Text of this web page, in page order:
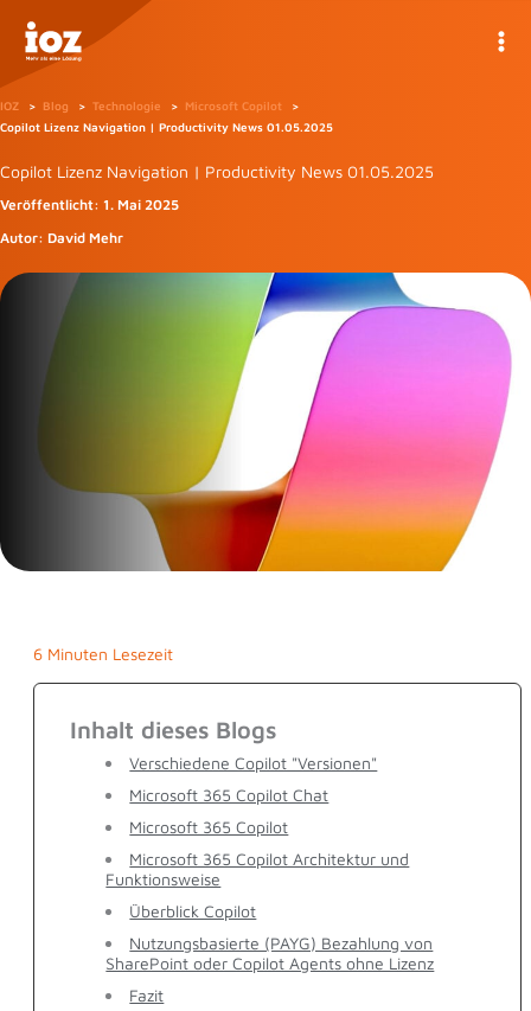
Inhalt
springen
IOZ Blog Technologie
Microsoft Copilot
Copilot Lizenz Navigation | Productivity News 01.05.2025
Copilot Lizenz Navigation | Productivity News 01.05.2025
Veröffentlicht: 1. Mai 2025
Autor: David Mehr
6 Minuten Lesezeit
Inhalt dieses Blogs
Verschiedene Copilot "Versionen"
Microsoft 365 Copilot Chat
Microsoft 365 Copilot
Microsoft 365 Copilot Architektur und
Funktionsweise
Überblick Copilot
Nutzungsbasierte (PAYG) Bezahlung von
SharePoint oder Copilot Agents ohne Lizenz
Fazit